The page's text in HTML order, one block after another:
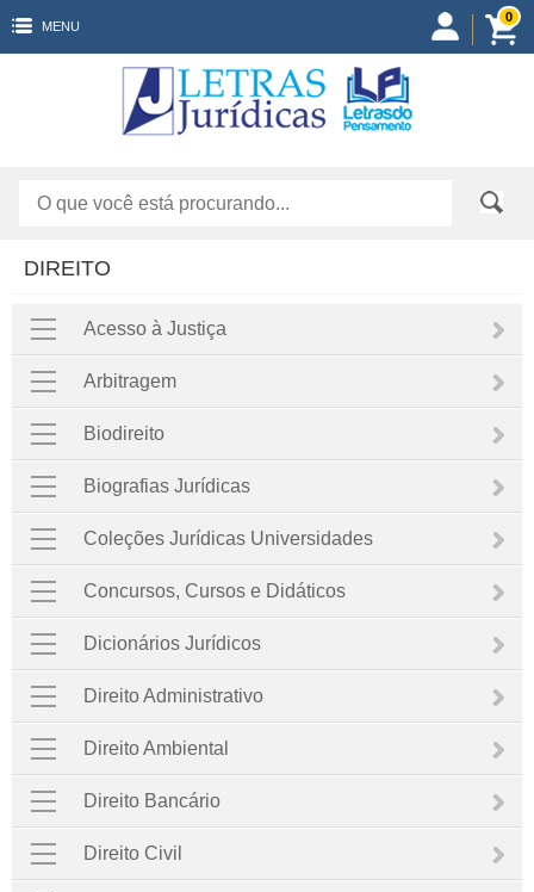
MENU
0
DIREITO
Acesso à Justiça
Arbitragem
Biodireito
Biografias Jurídicas
Coleções Jurídicas Universidades
Concursos, Cursos e Didáticos
Dicionários Jurídicos
Direito Administrativo
Direito Ambiental
Direito Bancário
Direito Civil